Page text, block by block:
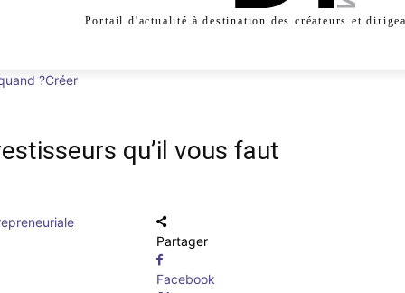
Portail d'actualité à destination des créateurs et
?Créer
qu’il vous faut
Partager
Facebook